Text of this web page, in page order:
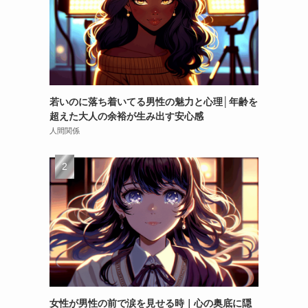
若いのに落ち着いてる男性の魅力と心理│年齢を
超えた大人の余裕が生み出す安心感
人間関係
女性が男性の前で涙を見せる時｜心の奥底に隠